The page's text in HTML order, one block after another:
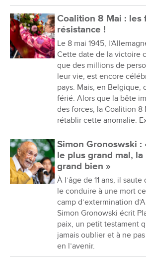
Coalition 8 Mai : les
résistance !
Le 8 mai 1945,
Cette date de la victoire
que des millions de
leur vie, est encore
pays. Mais, en Belgique,
férié. Alors que la bête
des forces, la Coalition 8
rétablir cette anomalie.
Simon Gronoswski :
le plus grand mal,
grand bien »
À l’âge de 11 ans, il
le conduire à une mort
camp d’extermination
Simon Gronowski écrit
paix, un petit testament
jamais oublier et à ne
en l’avenir.